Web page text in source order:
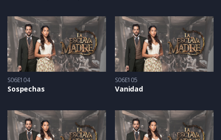
S06E104
Sospechas
S06E105
Vanidad